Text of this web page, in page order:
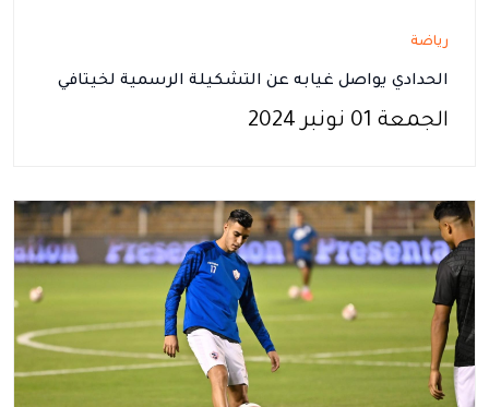
رياضة
الحدادي يواصل غيابه عن التشكيلة الرسمية لخيتافي
الجمعة 01 نونبر 2024